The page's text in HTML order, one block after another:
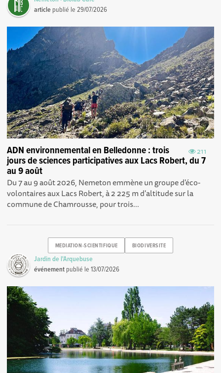
article publié le29/07/2026
211
ADN environnemental en Belledonne : trois
jours de sciences participatives aux Lacs Robert, du 7
au 9 août
Du 7 au 9 août 2026, Nemeton emmène un groupe d'éco-
volontaires aux Lacs Robert, à 2 225 m d'altitude sur la
commune de Chamrousse, pour trois...
MEDIATION-SCIENTIFIQUE BIODIVERSITE
Jardin de l'Arquebuse
événement publié le13/07/2026